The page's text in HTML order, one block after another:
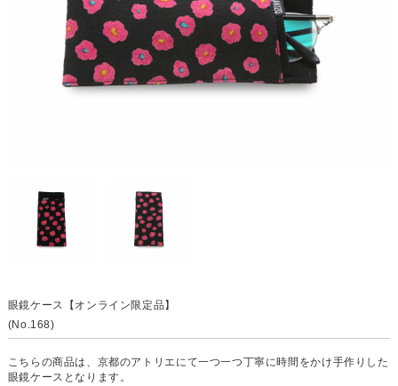
眼鏡ケース【オンライン限定品】
(No.168)
こちらの商品は、京都のアトリエにて一つ一つ丁寧に時間をかけ手作りした
眼鏡ケースとなります。